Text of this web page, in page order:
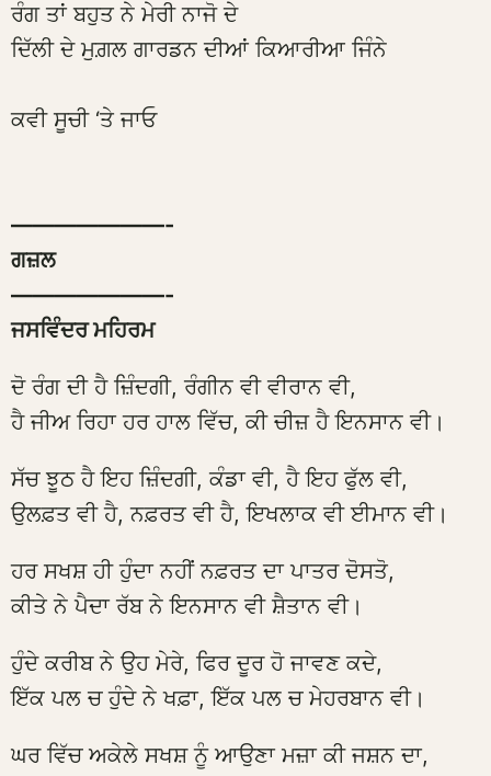
ਰੰਗ ਤਾਂ ਬਹੁਤ ਨੇ ਮੇਰੀ ਨਾਜੋ ਦੇ
ਦਿੱਲੀ ਦੇ ਮੁਗ਼ਲ ਗਾਰਡਨ ਦੀਆਂ ਕਿਆਰੀਆ ਜਿੰਨੇ
ਕਵੀ ਸੂਚੀ ‘ਤੇ ਜਾਓ
———————-
ਗਜ਼ਲ
———————-
ਜਸਵਿੰਦਰ ਮਹਿਰਮ
ਦੋ ਰੰਗ ਦੀ ਹੈ ਜ਼ਿੰਦਗੀ, ਰੰਗੀਨ ਵੀ ਵੀਰਾਨ ਵੀ,
ਹੈ ਜੀਅ ਰਿਹਾ ਹਰ ਹਾਲ ਵਿੱਚ, ਕੀ ਚੀਜ਼ ਹੈ ਇਨਸਾਨ ਵੀ।
ਸੱਚ ਝੂਠ ਹੈ ਇਹ ਜ਼ਿੰਦਗੀ, ਕੰਡਾ ਵੀ, ਹੈ ਇਹ ਫੁੱਲ ਵੀ,
ਉਲਫ਼ਤ ਵੀ ਹੈ, ਨਫ਼ਰਤ ਵੀ ਹੈ, ਇਖਲਾਕ ਵੀ ਈਮਾਨ ਵੀ।
ਹਰ ਸਖਸ਼ ਹੀ ਹੁੰਦਾ ਨਹੀਂ ਨਫ਼ਰਤ ਦਾ ਪਾਤਰ ਦੋਸਤੋ,
ਕੀਤੇ ਨੇ ਪੈਦਾ ਰੱਬ ਨੇ ਇਨਸਾਨ ਵੀ ਸ਼ੈਤਾਨ ਵੀ।
ਹੁੰਦੇ ਕਰੀਬ ਨੇ ਉਹ ਮੇਰੇ, ਫਿਰ ਦੂਰ ਹੋ ਜਾਵਣ ਕਦੇ,
ਇੱਕ ਪਲ ਚ ਹੁੰਦੇ ਨੇ ਖਫ਼ਾ, ਇੱਕ ਪਲ ਚ ਮੇਹਰਬਾਨ ਵੀ।
ਘਰ ਵਿੱਚ ਅਕੇਲੇ ਸਖਸ਼ ਨੂੰ ਆਉਣਾ ਮਜ਼ਾ ਕੀ ਜਸ਼ਨ ਦਾ,